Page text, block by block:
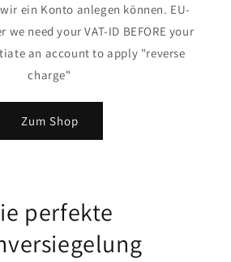
ein Konto anlegen können. EU-
we need your VAT-ID BEFORE your
an account to apply "reverse
charge"
Zum Shop
perfekte